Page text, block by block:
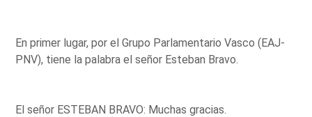
En primer lugar, por el Grupo Parlamentario Vasco (EAJ-
PNV), tiene la palabra el señor Esteban Bravo.
El señor ESTEBAN BRAVO: Muchas gracias.